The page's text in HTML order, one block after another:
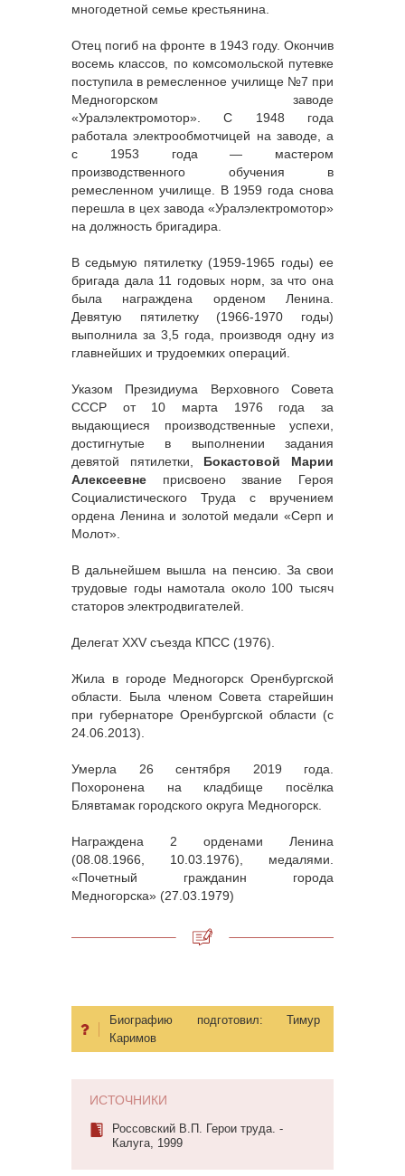
многодетной семье крестьянина.
Отец погиб на фронте в 1943 году. Окончив
восемь классов, по комсомольской путевке
поступила в ремесленное училище №7 при
Медногорском заводе
«Уралэлектромотор». С 1948 года
работала электрообмотчицей на заводе, а
с 1953 года — мастером
производственного обучения в
ремесленном училище. В 1959 года снова
перешла в цех завода «Уралэлектромотор»
на должность бригадира.
В седьмую пятилетку (1959-1965 годы) ее
бригада дала 11 годовых норм, за что она
была награждена орденом Ленина.
Девятую пятилетку (1966-1970 годы)
выполнила за 3,5 года, производя одну из
главнейших и трудоемких операций.
Указом Президиума Верховного Совета
СССР от 10 марта 1976 года за
выдающиеся производственные успехи,
достигнутые в выполнении задания
девятой пятилетки, Бокастовой Марии
Алексеевне присвоено звание Героя
Социалистического Труда с вручением
ордена Ленина и золотой медали «Серп и
Молот».
В дальнейшем вышла на пенсию. За свои
трудовые годы намотала около 100 тысяч
статоров электродвигателей.
Делегат XXV съезда КПСС (1976).
Жила в городе Медногорск Оренбургской
области. Была членом Совета старейшин
при губернаторе Оренбургской области (с
24.06.2013).
Умерла 26 сентября 2019 года.
Похоронена на кладбище посёлка
Блявтамак городского округа Медногорск.
Награждена 2 орденами Ленина
(08.08.1966, 10.03.1976), медалями.
«Почетный гражданин города
Медногорска» (27.03.1979)
Биографию подготовил: Тимур
Каримов
ИСТОЧНИКИ
Россовский В.П. Герои труда. -
Калуга, 1999